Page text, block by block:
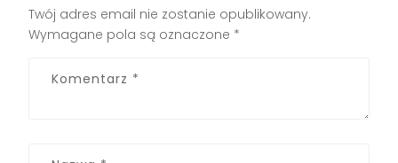
Twój adres email nie zostanie opublikowany.
Wymagane pola są oznaczone *